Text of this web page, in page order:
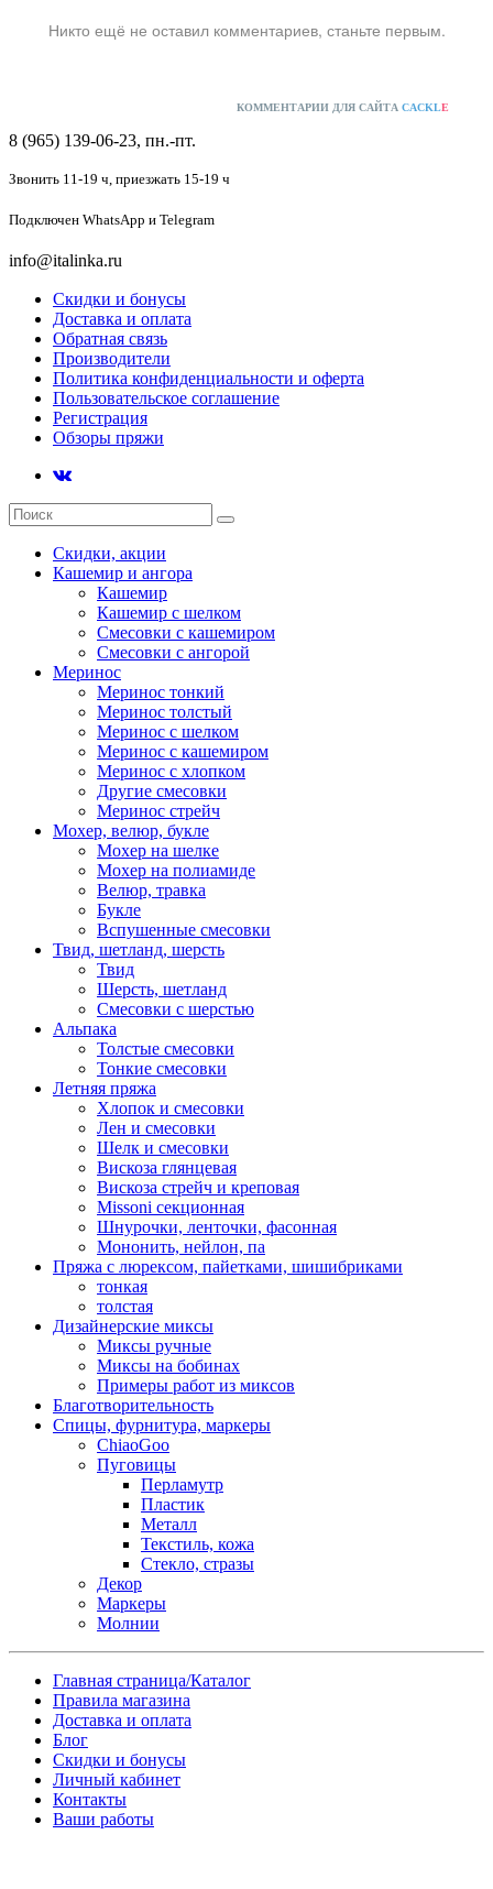
Никто ещё не оставил комментариев, станьте первым.
КОММЕНТАРИИ ДЛЯ САЙТА CACKLE
8 (965) 139-06-23, пн.-пт.
Звонить 11-19 ч, приезжать 15-19 ч
Подключен WhatsApp и Telegram
info@italinka.ru
Скидки и бонусы
Доставка и оплата
Обратная связь
Производители
Политика конфиденциальности и оферта
Пользовательское соглашение
Регистрация
Обзоры пряжи
Скидки, акции
Кашемир и ангора
Кашемир
Кашемир с шелком
Смесовки с кашемиром
Смесовки с ангорой
Меринос
Меринос тонкий
Меринос толстый
Меринос с шелком
Меринос с кашемиром
Меринос с хлопком
Другие смесовки
Меринос стрейч
Мохер, велюр, букле
Мохер на шелке
Мохер на полиамиде
Велюр, травка
Букле
Вспушенные смесовки
Твид, шетланд, шерсть
Твид
Шерсть, шетланд
Смесовки с шерстью
Альпака
Толстые смесовки
Тонкие смесовки
Летняя пряжа
Хлопок и смесовки
Лен и смесовки
Шелк и смесовки
Вискоза глянцевая
Вискоза стрейч и креповая
Missoni секционная
Шнурочки, ленточки, фасонная
Мононить, нейлон, па
Пряжа с люрексом, пайетками, шишибриками
тонкая
толстая
Дизайнерские миксы
Миксы ручные
Миксы на бобинах
Примеры работ из миксов
Благотворительность
Спицы, фурнитура, маркеры
ChiaoGoo
Пуговицы
Перламутр
Пластик
Металл
Текстиль, кожа
Стекло, стразы
Декор
Маркеры
Молнии
Главная страница/Каталог
Правила магазина
Доставка и оплата
Блог
Скидки и бонусы
Личный кабинет
Контакты
Ваши работы